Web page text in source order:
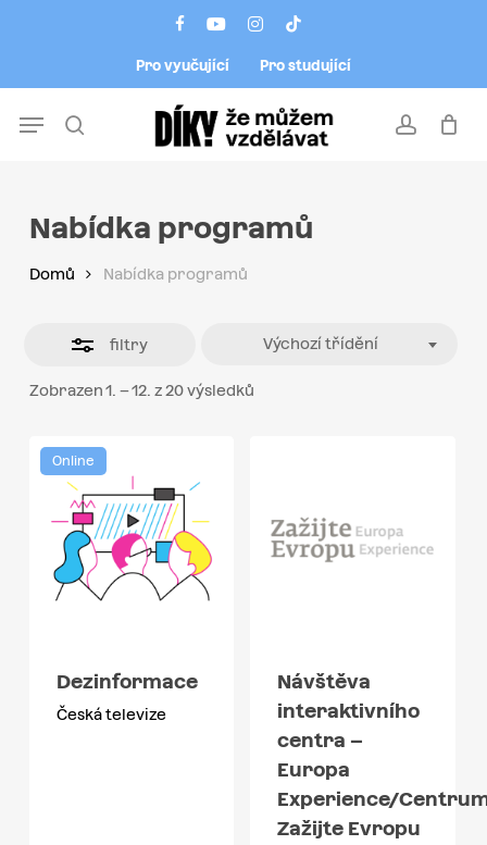
facebookyoutubeinstagram
tiktok
Pro vyučující Pro studující
account
Menu
Nabídka programů
Domů Nabídka programů
filtry
Zobrazen 1. – 12. z 20 výsledků
Výchozí třídění
Online
Dezinformace
Česká televize
Návštěva
interaktivního
centra –
Europa
Experience/
Zažijte Evropu